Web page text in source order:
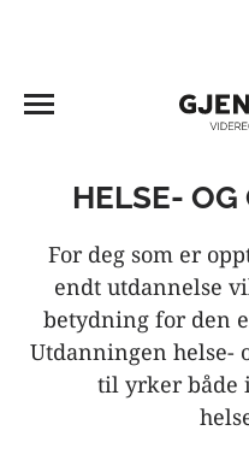
HELSE- OG
For deg som er
endt utdannelse
betydning for den
Utdanningen helse-
til yrker både